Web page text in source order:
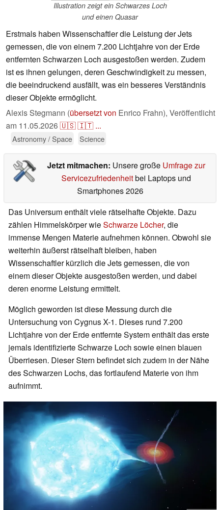
Illustration zeigt ein Schwarzes Loch
und einen Quasar
Erstmals haben Wissenschaftler die Leistung der Jets
gemessen, die von einem 7.200 Lichtjahre von der Erde
entfernten Schwarzen Loch ausgestoßen werden. Zudem
ist es ihnen gelungen, deren Geschwindigkeit zu messen,
die beeindruckend ausfällt, was ein besseres Verständnis
dieser Objekte ermöglicht.
Alexis Stegmann (übersetzt von Enrico Frahn), Veröffentlicht
am 11.05.2026🇺🇸🇮🇹 ...
Astronomy / Space Science
Jetzt mitmachen: Unsere große Umfrage zur
Servicezufriedenheitbei Laptops und
Smartphones 2026
Das Universum enthält viele rätselhafte Objekte. Dazu
zählen Himmelskörper wieSchwarze Löcher, die
immense Mengen Materie aufnehmen können. Obwohl sie
weiterhin äußerst rätselhaft bleiben, haben
Wissenschaftler kürzlich die Jets gemessen, die von
einem dieser Objekte ausgestoßen werden, und dabei
deren enorme Leistung ermittelt.
Möglich geworden ist diese Messung durch die
Untersuchung von Cygnus X-1. Dieses rund 7.200
Lichtjahre von der Erde entfernte System enthält das erste
jemals identifizierte Schwarze Loch sowie einen blauen
Überriesen. Dieser Stern befindet sich zudem in der Nähe
des Schwarzen Lochs, das fortlaufend Materie von ihm
aufnimmt.